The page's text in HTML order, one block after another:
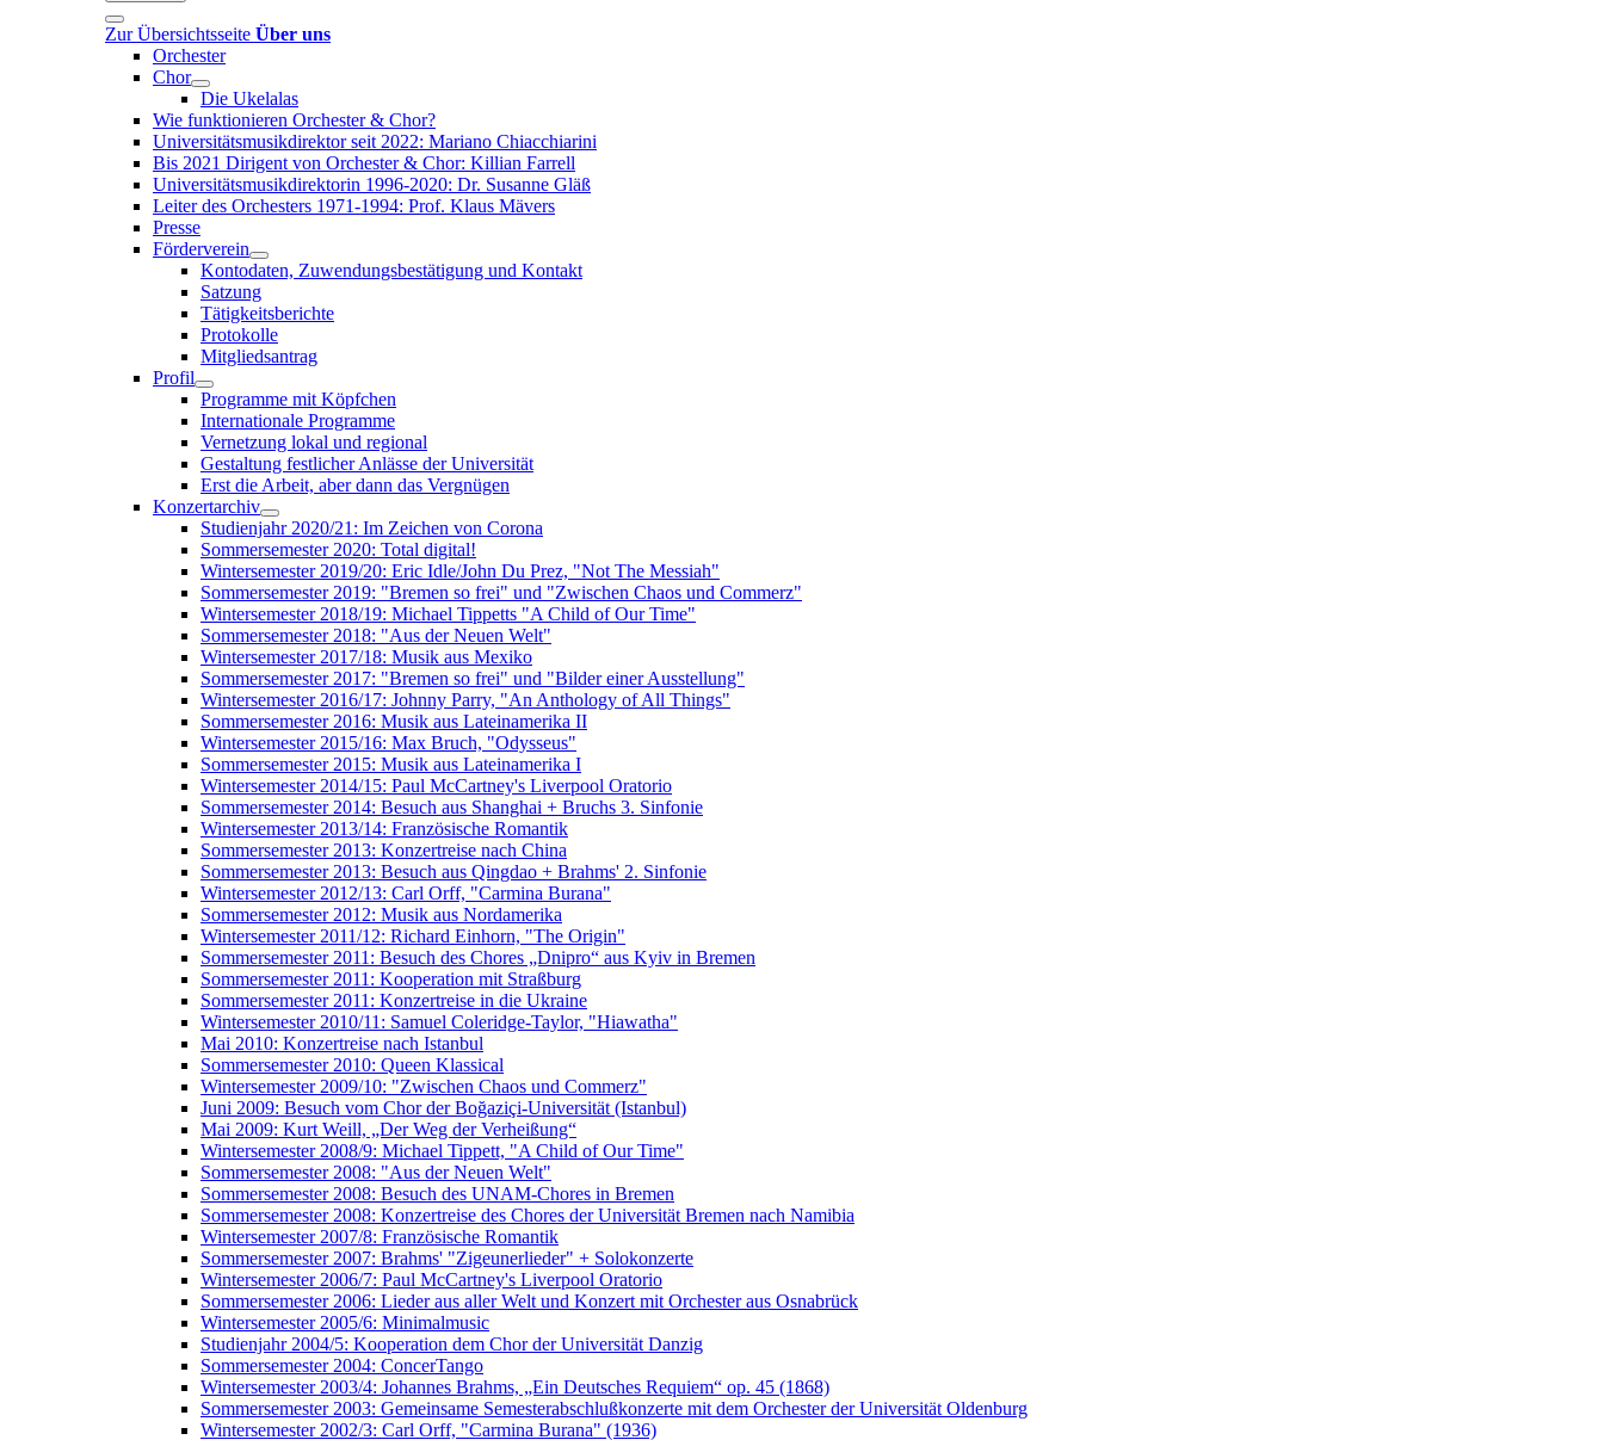
Zur Übersichtsseite Über uns
Orchester
Chor
Die Ukelalas
Wie funktionieren Orchester & Chor?
Universitätsmusikdirektor seit 2022: Mariano Chiacchiarini
Bis 2021 Dirigent von Orchester & Chor: Killian Farrell
Universitätsmusikdirektorin 1996-2020: Dr. Susanne Gläß
Leiter des Orchesters 1971-1994: Prof. Klaus Mävers
Presse
Förderverein
Kontodaten, Zuwendungsbestätigung und Kontakt
Satzung
Tätigkeitsberichte
Protokolle
Mitgliedsantrag
Profil
Programme mit Köpfchen
Internationale Programme
Vernetzung lokal und regional
Gestaltung festlicher Anlässe der Universität
Erst die Arbeit, aber dann das Vergnügen
Konzertarchiv
Studienjahr 2020/21: Im Zeichen von Corona
Sommersemester 2020: Total digital!
Wintersemester 2019/20: Eric Idle/John Du Prez, "Not The Messiah"
Sommersemester 2019: "Bremen so frei" und "Zwischen Chaos und Commerz"
Wintersemester 2018/19: Michael Tippetts "A Child of Our Time"
Sommersemester 2018: "Aus der Neuen Welt"
Wintersemester 2017/18: Musik aus Mexiko
Sommersemester 2017: "Bremen so frei" und "Bilder einer Ausstellung"
Wintersemester 2016/17: Johnny Parry, "An Anthology of All Things"
Sommersemester 2016: Musik aus Lateinamerika II
Wintersemester 2015/16: Max Bruch, "Odysseus"
Sommersemester 2015: Musik aus Lateinamerika I
Wintersemester 2014/15: Paul McCartney's Liverpool Oratorio
Sommersemester 2014: Besuch aus Shanghai + Bruchs 3. Sinfonie
Wintersemester 2013/14: Französische Romantik
Sommersemester 2013: Konzertreise nach China
Sommersemester 2013: Besuch aus Qingdao + Brahms' 2. Sinfonie
Wintersemester 2012/13: Carl Orff, "Carmina Burana"
Sommersemester 2012: Musik aus Nordamerika
Wintersemester 2011/12: Richard Einhorn, "The Origin"
Sommersemester 2011: Besuch des Chores „Dnipro“ aus Kyiv in Bremen
Sommersemester 2011: Kooperation mit Straßburg
Sommersemester 2011: Konzertreise in die Ukraine
Wintersemester 2010/11: Samuel Coleridge-Taylor, "Hiawatha"
Mai 2010: Konzertreise nach Istanbul
Sommersemester 2010: Queen Klassical
Wintersemester 2009/10: "Zwischen Chaos und Commerz"
Juni 2009: Besuch vom Chor der Boğaziçi-Universität (Istanbul)
Mai 2009: Kurt Weill, „Der Weg der Verheißung“
Wintersemester 2008/9: Michael Tippett, "A Child of Our Time"
Sommersemester 2008: "Aus der Neuen Welt"
Sommersemester 2008: Besuch des UNAM-Chores in Bremen
Sommersemester 2008: Konzertreise des Chores der Universität Bremen nach Namibia
Wintersemester 2007/8: Französische Romantik
Sommersemester 2007: Brahms' "Zigeunerlieder" + Solokonzerte
Wintersemester 2006/7: Paul McCartney's Liverpool Oratorio
Sommersemester 2006: Lieder aus aller Welt und Konzert mit Orchester aus Osnabrück
Wintersemester 2005/6: Minimalmusic
Studienjahr 2004/5: Kooperation dem Chor der Universität Danzig
Sommersemester 2004: ConcerTango
Wintersemester 2003/4: Johannes Brahms, „Ein Deutsches Requiem“ op. 45 (1868)
Sommersemester 2003: Gemeinsame Semesterabschlußkonzerte mit dem Orchester der Universität Oldenburg
Wintersemester 2002/3: Carl Orff, "Carmina Burana" (1936)